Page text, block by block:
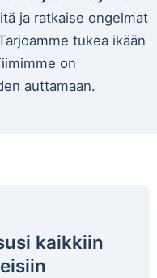
ja ratkaise ongelmat
tukea ikään
on
auttamaan.
kaikkiin